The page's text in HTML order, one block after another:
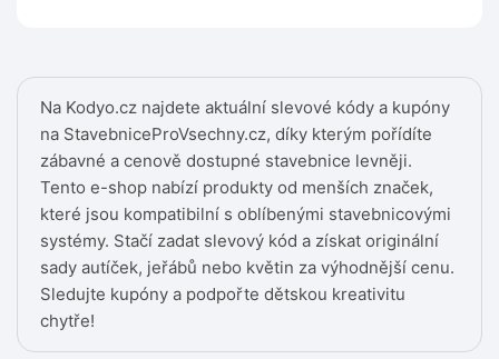
Na Kodyo.cz najdete aktuální slevové kódy a kupóny
na StavebniceProVsechny.cz, díky kterým pořídíte
zábavné a cenově dostupné stavebnice levněji.
Tento e-shop nabízí produkty od menších značek,
které jsou kompatibilní s oblíbenými stavebnicovými
systémy. Stačí zadat slevový kód a získat originální
sady autíček, jeřábů nebo květin za výhodnější cenu.
Sledujte kupóny a podpořte dětskou kreativitu
chytře!